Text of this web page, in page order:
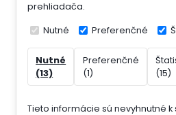
prehliadača.
Nutné Preferenčné
Nutné
(13)
Preferenčné
(1)
(15)
Tieto informácie sú nevyhnutné